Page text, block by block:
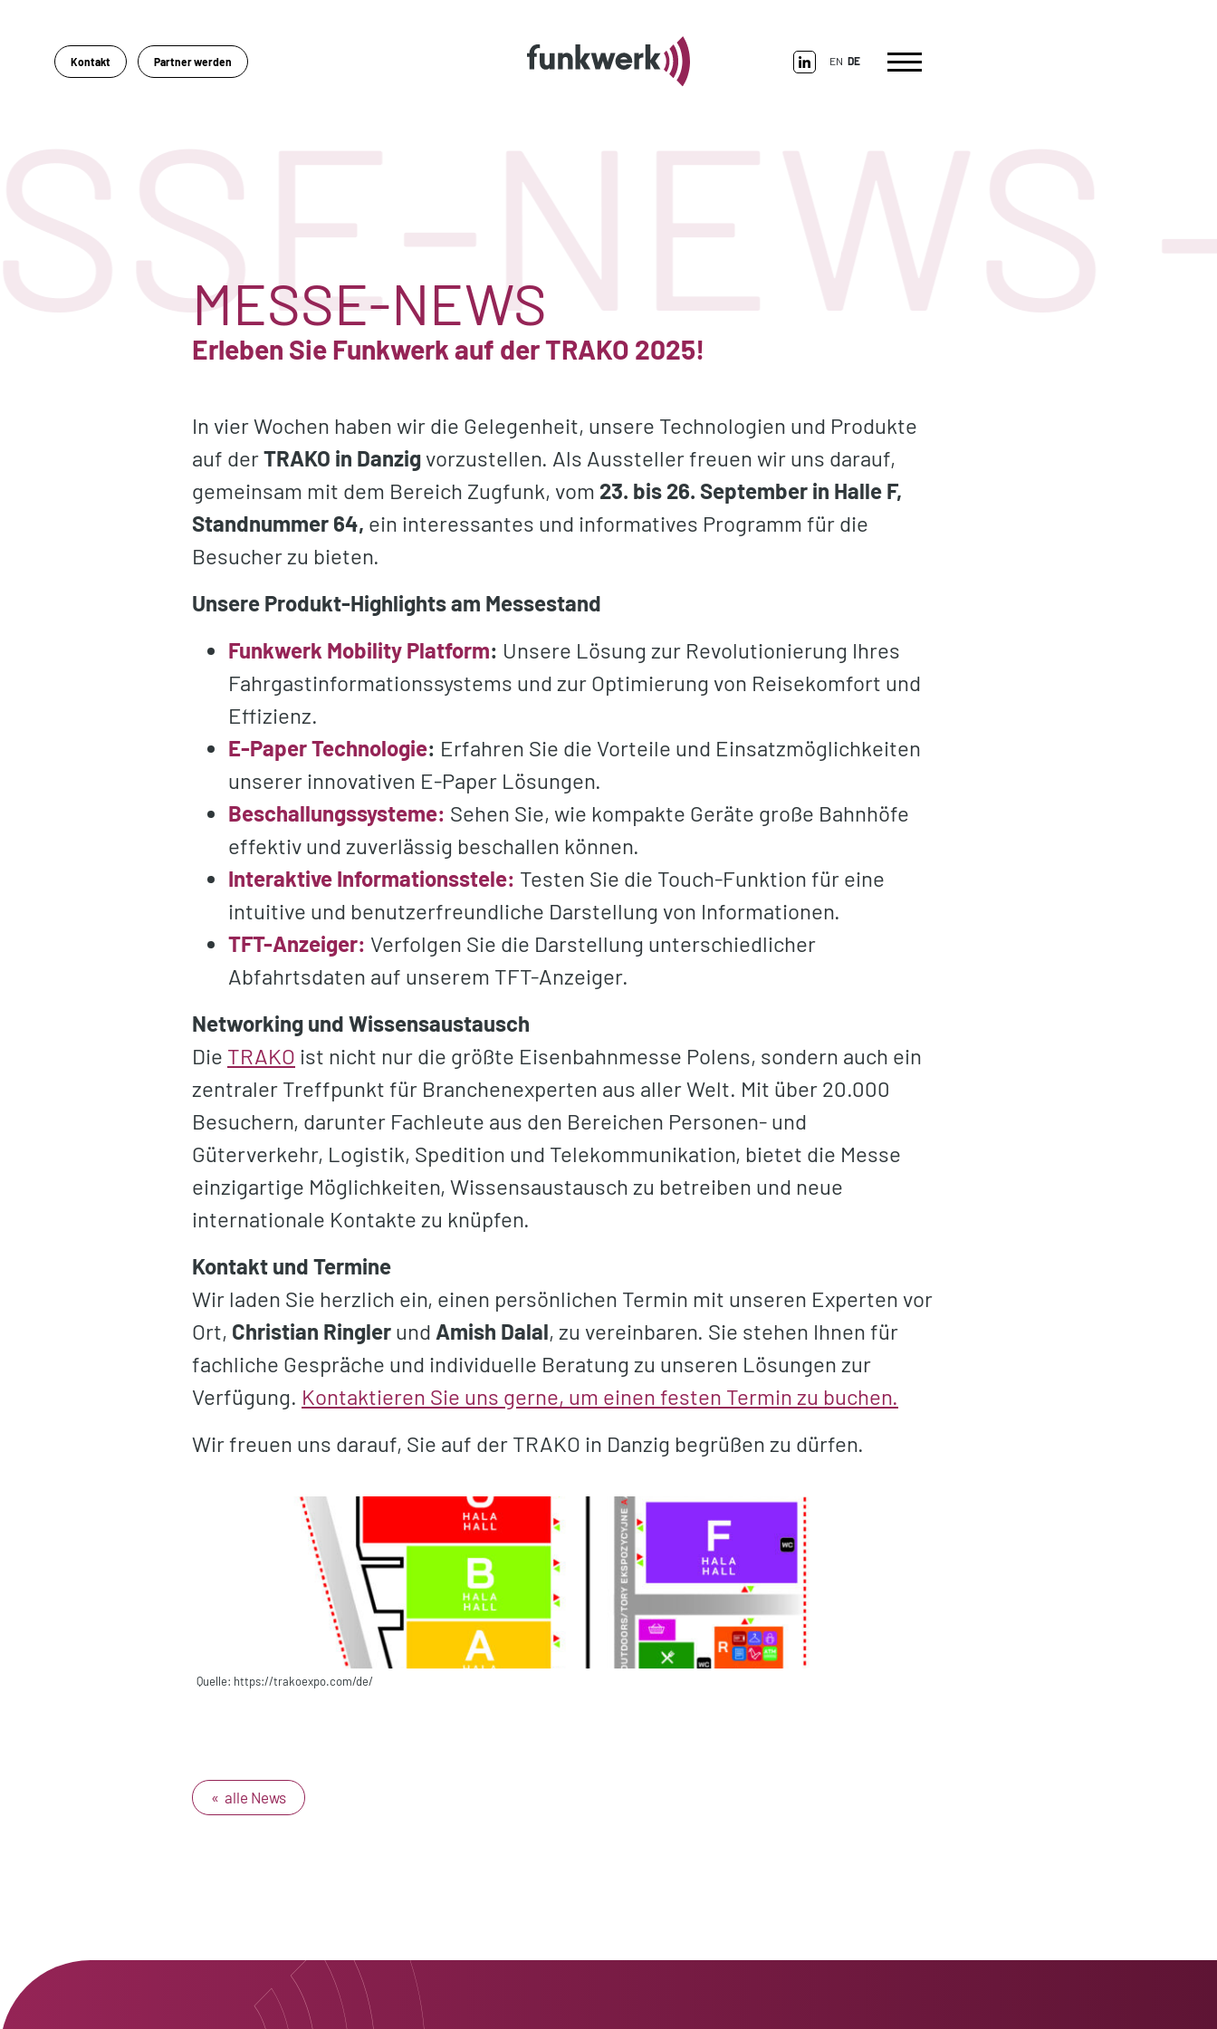
Kontakt Partner werden EN DE
NEWS
MESSE-NEWS
Erleben Sie Funkwerk auf der TRAKO 2025!
In vier Wochen haben wir die Gelegenheit, unsere Technologien und Produkte
auf derTRAKO in Danzig vorzustellen. Als Aussteller freuen wir uns darauf,
gemeinsam mit dem Bereich Zugfunk, vom 23. bis 26. September in Halle F,
Standnummer 64, ein interessantes und informatives Programm für die
Besucher zu bieten.
Unsere Produkt-Highlights am Messestand
Funkwerk Mobility Platform: Unsere Lösung zur Revolutionierung Ihres
Fahrgastinformationssystems und zur Optimierung von Reisekomfort und
Effizienz.
E-Paper Technologie: Erfahren Sie die Vorteile und Einsatzmöglichkeiten
unserer innovativen E-Paper Lösungen.
Beschallungssysteme: Sehen Sie, wie kompakte Geräte große Bahnhöfe
effektiv und zuverlässig beschallen können.
Interaktive Informationsstele: Testen Sie die Touch-Funktion für eine
intuitive und benutzerfreundliche Darstellung von Informationen.
TFT-Anzeiger: Verfolgen Sie die Darstellung unterschiedlicher
Abfahrtsdaten auf unserem TFT-Anzeiger.
Networking und Wissensaustausch
Die TRAKO ist nicht nur die größte Eisenbahnmesse Polens, sondern auch ein
zentraler Treffpunkt für Branchenexperten aus aller Welt. Mit über 20.000
Besuchern, darunter Fachleute aus den Bereichen Personen- und
Güterverkehr, Logistik, Spedition und Telekommunikation, bietet die Messe
einzigartige Möglichkeiten, Wissensaustausch zu betreiben und neue
internationale Kontakte zu knüpfen.
Kontakt und Termine
Wir laden Sie herzlich ein, einen persönlichen Termin mit unseren Experten vor
Ort, Christian Ringler und Amish Dalal, zu vereinbaren. Sie stehen Ihnen für
fachliche Gespräche und individuelle Beratung zu unseren Lösungen zur
Verfügung. Kontaktieren Sie uns gerne, um einen festen Termin zu buchen.
Wir freuen uns darauf, Sie auf der TRAKO in Danzig begrüßen zu dürfen.
Quelle: https://trakoexpo.com/de/
« alle News